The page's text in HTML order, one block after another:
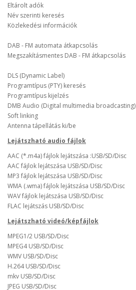
Eltárolt adók
Név szerinti keresés
Közlekedési információk
DAB - FM automata átkapcsolás
Megszakításmentes DAB - FM átkapcsolás
DLS (Dynamic Label)
Programtípus (PTY) keresés
Programtípus kijelzés
DMB Audio (Digital multimedia broadcasting)
Soft linking
Antenna tápellátás ki/be
Lejátszható audio fájlok
AAC (*.m4a) fájlok lejátszása :USB/SD/Disc
AAC fájlok lejátszása USB/SD/Disc
MP3 fájlok lejátszása USB/SD/Disc
WMA (.wma) fájlok lejátszása USB/SD/Disc
WAV fájlok lejátszása USB/SD/Disc
FLAC lejátszás USB/SD/Disc
Lejátszható videó/képfájlok
MPEG1/2 USB/SD/Disc
MPEG4 USB/SD/Disc
WMV USB/SD/Disc
H.264 USB/SD/Disc
mkv USB/SD/Disc
JPEG USB/SD/Disc